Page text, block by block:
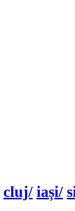
cluj/ iași/